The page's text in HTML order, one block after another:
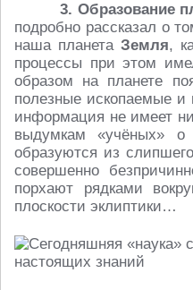
3. Образование
подробно рассказал о
наша планета Земля,
процессы при этом
образом на планете
полезные ископаемые и
информация не имеет
выдумкам «учёных»
образуются из
совершенно
порхают рядками
плоскости эклиптики…